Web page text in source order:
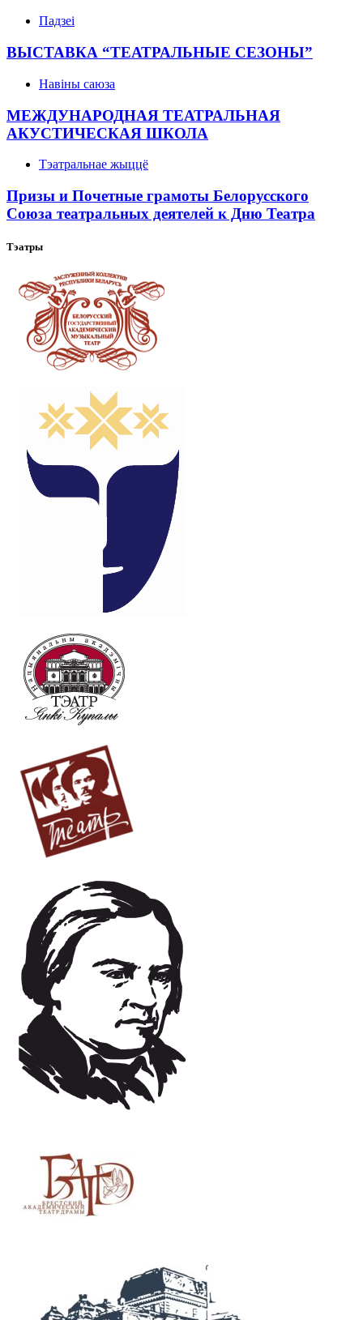
Падзеі
ВЫСТАВКА “ТЕАТРАЛЬНЫЕ СЕЗОНЫ”
Навіны саюза
МЕЖДУНАРОДНАЯ ТЕАТРАЛЬНАЯ
АКУСТИЧЕСКАЯ ШКОЛА
Тэатральнае жыццё
Призы и Почетные грамоты Белорусского
Союза театральных деятелей к Дню Театра
Тэатры